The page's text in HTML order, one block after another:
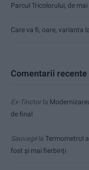
Parcul Tricolorului, de
Care va fi, oare, varianta
Comentarii recente
Ex-Tinctorla
de final
Sauvagela Termometrul
fost și mai fierbinți